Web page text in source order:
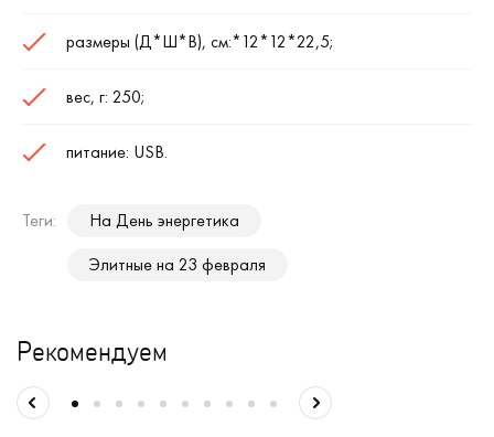
размеры (Д*Ш*В), см:*12*12*22,5;
вес, г: 250;
питание: USB.
Теги:
На День энергетика
Элитные на 23 февраля
Рекомендуем